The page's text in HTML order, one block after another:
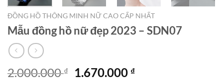
ĐỒNG HỒ THÔNG MINH NỮ CAO CẤP NHẤT
Mẫu đồng hồ nữ đẹp 2023 – SDN07
2.000.000₫
Giá
1.670.000 ₫Giá